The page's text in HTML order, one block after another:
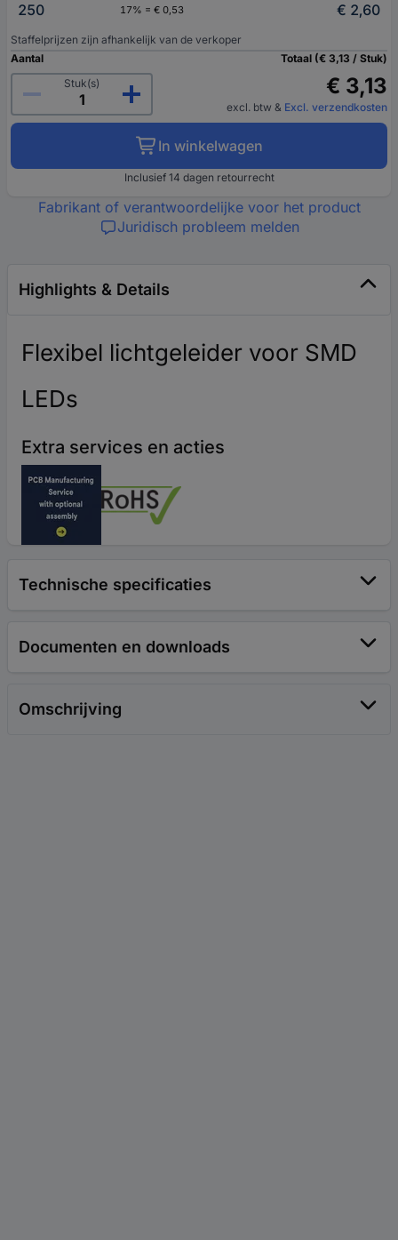
250
17% = € 0,53 € 2,60
Staffelprijzen zijn afhankelijk van de verkoper
Aantal
Stuk(s)
Totaal (€ 3,13 / Stuk)
€ 3,13
excl. btw & Excl. verzendkosten
In winkelwagen
Inclusief 14 dagen retourrecht
Fabrikant of verantwoordelijke voor het product
Juridisch probleem melden
Highlights & Details
Flexibel lichtgeleider voor SMD
LEDs
Extra services en acties
Technische specificaties
Documenten en downloads
Omschrijving